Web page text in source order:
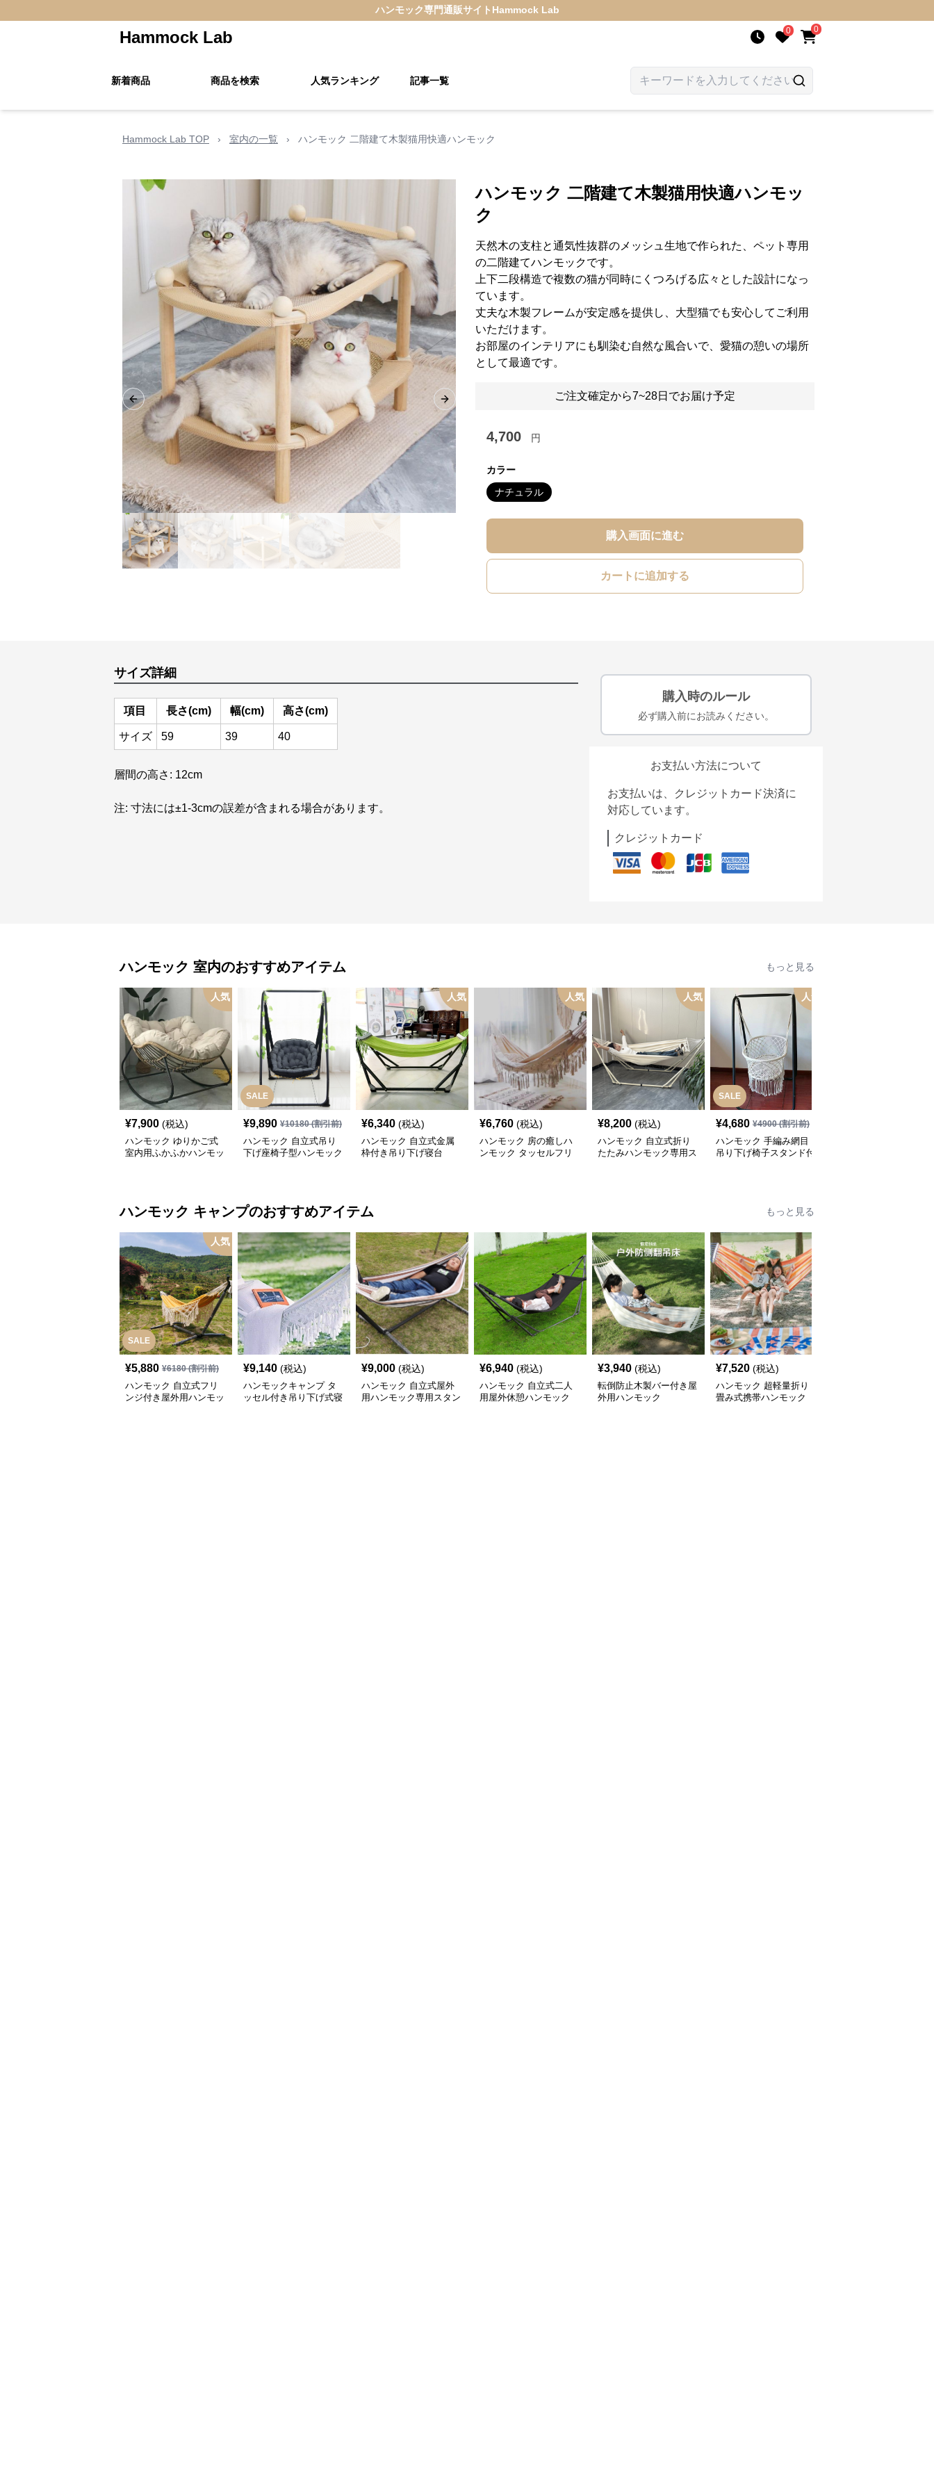
ハンモック専門通販サイト Hammock Lab
Hammock Lab 0 0
新着商品 商品を検索 人気ランキング 記事一覧
Hammock Lab TOP › 室内の一覧 › ハンモック 二階建て木製猫用快適ハンモック
Previous slide Next slide
ハンモック 二階建て木製猫用快適ハンモッ
ク
天然木の支柱と通気性抜群のメッシュ生地で作られた、ペット専用
の二階建てハンモックです。
上下二段構造で複数の猫が同時にくつろげる広々とした設計になっ
ています。
丈夫な木製フレームが安定感を提供し、大型猫でも安心してご利用
いただけます。
お部屋のインテリアにも馴染む自然な風合いで、愛猫の憩いの場所
として最適です。
ご注文確定から7~28日でお届け予定
4,700 円
カラー
ナチュラル
購入画面に進む
カートに追加する
サイズ詳細
項目 長さ(cm) 幅(cm) 高さ(cm)
サイズ 59 39 40
層間の高さ: 12cm
注: 寸法には±1-3cmの誤差が含まれる場合があります。
購入時のルール
必ず購入前にお読みください。
お支払い方法について
お支払いは、クレジットカード決済に
対応しています。
クレジットカード
ハンモック 室内のおすすめアイテム もっと見る
人気
¥7,900 (税込)
ハンモック ゆりかご式
室内用ふかふかハンモッ
SALE
¥9,890 ¥10180(割引前)
ハンモック 自立式吊り
下げ座椅子型ハンモック
人気
¥6,340 (税込)
ハンモック 自立式金属
枠付き吊り下げ寝台
人気
¥6,760 (税込)
ハンモック 房の癒しハ
ンモック タッセルフリ
人気
¥8,200 (税込)
ハンモック 自立式折り
たたみハンモック専用ス
SALE
人気
¥4,680 ¥4900(割引前)
ハンモック 手編み網目
吊り下げ椅子スタンド付
ハンモック キャンプのおすすめアイテム もっと見る
SALE
人気
¥5,880 ¥6180(割引前)
ハンモック 自立式フリ
ンジ付き屋外用ハンモッ
¥9,140 (税込)
ハンモックキャンプ タ
ッセル付き吊り下げ式寝
¥9,000 (税込)
ハンモック 自立式屋外
用ハンモック専用スタン
¥6,940 (税込)
ハンモック 自立式二人
用屋外休憩ハンモック
¥3,940 (税込)
転倒防止木製バー付き屋
外用ハンモック
¥7,520 (税込)
ハンモック 超軽量折り
畳み式携帯ハンモック